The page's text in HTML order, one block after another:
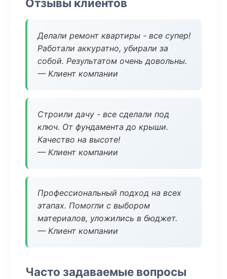
Отзывы клиентов
Делали ремонт квартиры - все супер!
Работали аккуратно, убирали за
собой. Результатом очень довольны.
— Клиент компании
Строили дачу - все сделали под
ключ. От фундамента до крыши.
Качество на высоте!
— Клиент компании
Профессиональный подход на всех
этапах. Помогли с выбором
материалов, уложились в бюджет.
— Клиент компании
Часто задаваемые вопросы